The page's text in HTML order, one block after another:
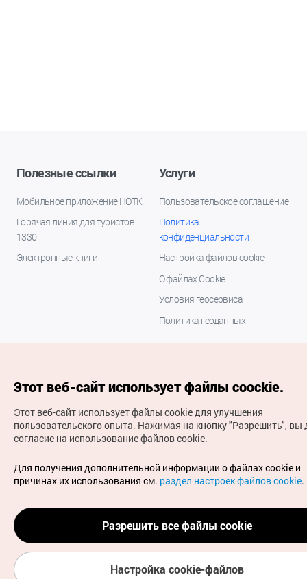
Полезные ссылки
Мобильное приложение НОТК
Горячая линия для туристов
1330
Электронные книги
Услуги
Пользовательское соглашение
Политика
конфиденциальности
Настройка файлов cookie
О файлах Cookie
Условия геосервиса
Политика геоданных
(с) Национальная организация туризма Кореи Все
права защищены
Для извещения об ошибках и проблемах, связанных с
работой веб-сайта, направляйте ваши запросы на
официальный адрес электронной почты
russian@knto.or.kr
Этот веб-сайт использует файлы coockie.
Этот веб-сайт использует файлы cookie для улучшения
пользовательского опыта. Нажимая на кнопку "Разрешить", вы
согласие на использование файлов cookie.
Для получения дополнительной информации о файлах cookie и
причинах их использования см. раздел настроек файлов cookie.
Разрешить все файлы cookie
Настройка cookie-файлов